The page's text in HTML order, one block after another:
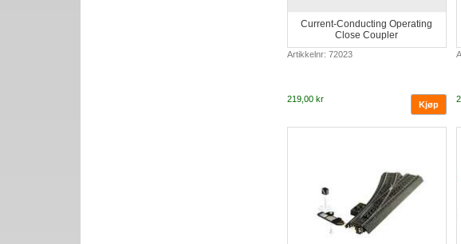
Current-Conducting Operating
Close Coupler
Artikkelnr: 72023
219,00 kr